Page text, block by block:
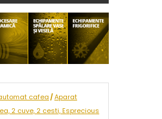
cafea /Aparat
2 cuve, 2 cesti, Esprecious